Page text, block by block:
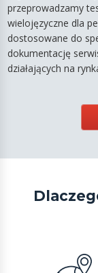
przeprowadzamy
wielojęzyczne dla
dostosowane do
dokumentację
działających na